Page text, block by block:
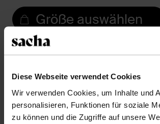
Diese Webseite verwendet Cookies
Wir verwenden Cookies, um Inhalte und
personalisieren, Funktionen für soziale
zu können und die Zugriffe auf unsere
Größe auswählen
Trusted Shop-Gütesiegel
Produktbeschreibung